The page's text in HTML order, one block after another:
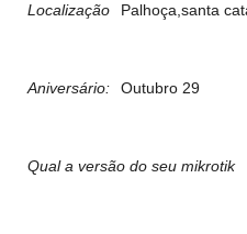
Localização Palhoça,santa
Aniversário: Outubro 29
Qual a versão do seu mikrotik